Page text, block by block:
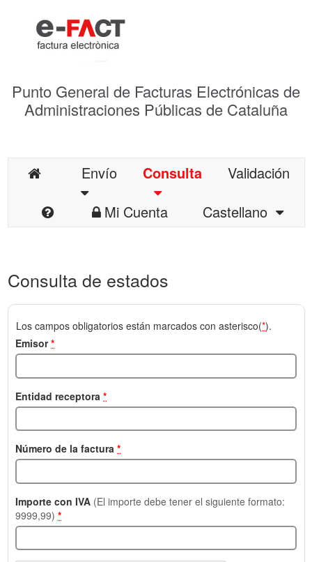
Punto General de Facturas Electrónicas de
Administraciones Públicas de Cataluña
Envío Consulta
Validación
Mi Cuenta
Castellano
Consulta de estados
Los campos obligatorios están marcados con asterisco(*).
Emisor*
Entidad receptora *
Número de la factura *
Importe con IVA (El importe debe tener el siguiente formato:
9999,99) *